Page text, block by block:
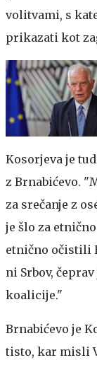
volitvami, s
prikazati kot
Kosorjeva je
z Brnabićevo.
za srečanje z
je šlo za
etnično očistili
ni Srbov,
koalicije."
Brnabićevo je
tisto, kar misli